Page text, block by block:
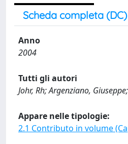
Scheda completa (DC)
Anno
2004
Tutti gli autori
Johr, Rh; Argenziano,
Appare nelle tipologie:
2.1 Contributo in volume